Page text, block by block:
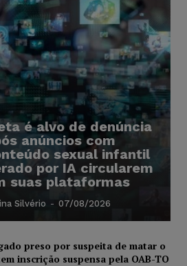
é alvo de denúncia
anúncios com
sexual infantil
por IA circularem
suas plataformas
Silvério - 07/08/2026
preso por suspeita de matar o
inscrição suspensa pela OAB-TO